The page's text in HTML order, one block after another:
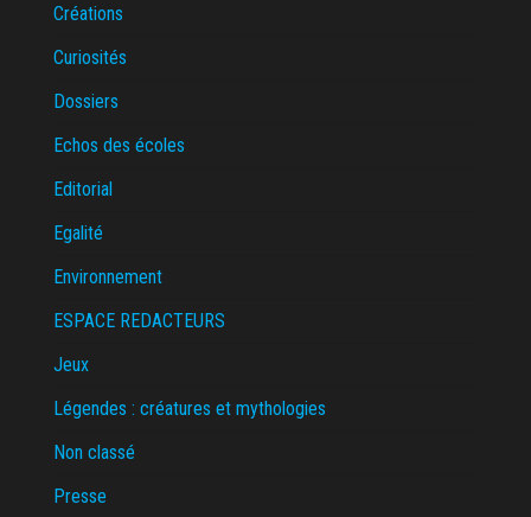
Créations
Curiosités
Dossiers
Echos des écoles
Editorial
Egalité
Environnement
ESPACE REDACTEURS
Jeux
Légendes : créatures et mythologies
Non classé
Presse